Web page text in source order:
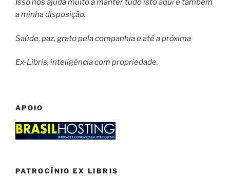
Isso nos ajuda muito a manter tudo isto aqui e também
a minha disposição.
Saúde, paz, grato pela companhia e até a próxima
Ex-Libris, inteligência com propriedade.
APOIO
PATROCÍNIO EX LIBRIS